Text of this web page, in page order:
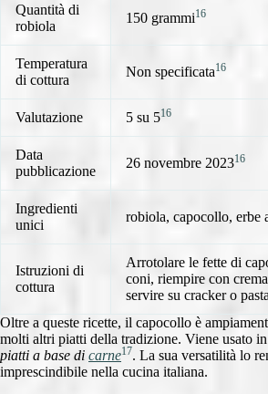
Quantità di
robiola
150 grammi16
Temperatura
di cottura
Non specificata16
Valutazione 5 su 516
Data
pubblicazione
26 novembre 202316
Ingredienti
unici
robiola, capocollo, erbe
Istruzioni di
cottura
Arrotolare le fette di
coni, riempire con
servire su cracker o
Oltre a queste ricette, il capocollo è
molti altri piatti della tradizione. Viene usato in
piatti a base di carne17. La sua versatilità lo
imprescindibile nella cucina italiana.